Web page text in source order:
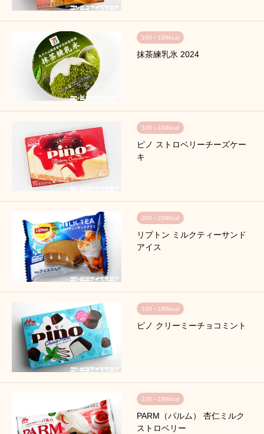
100～199kcal
抹茶練乳氷 2024
100～199kcal
ピノ ストロベリーチーズケー
キ
200～299kcal
リプトン ミルクティーサンド
アイス
100～199kcal
ピノ クリーミーチョコミント
100～199kcal
PARM（パルム） 杏仁ミルク
ストロベリー